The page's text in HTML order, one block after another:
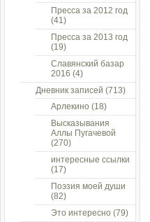
Пресса за 2012 год
(41)
Пресса за 2013 год
(19)
Славянский базар
2016 (4)
Дневник записей (713)
Арлекино (18)
Высказывания
Аллы Пугачевой
(270)
интересные ссылки
(17)
Поэзия моей души
(82)
Это интересно (79)